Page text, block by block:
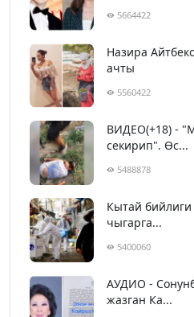
5664422
Назира
ачты
5560422
ВИДЕО(+18) -
секирип". Өс...
5488878
Кытай
чыгарга...
5400060
АУДИО -
жазган Ка...